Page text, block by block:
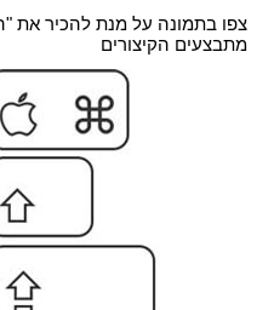
צפו בתמונה על מנת להכיר את
מתבצעים הקיצורים